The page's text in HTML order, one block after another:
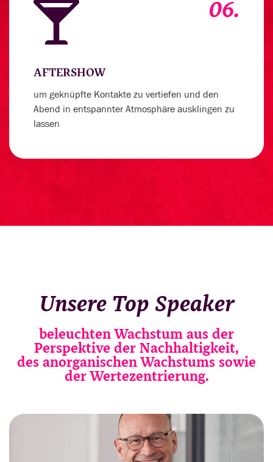
06.
AFTERSHOW
um geknüpfte Kontakte zu vertiefen und den
Abend in entspannter Atmosphäre ausklingen zu
lassen
Unsere Top Speaker
beleuchten Wachstum aus der
Perspektive der Nachhaltigkeit,
des anorganischen Wachstums sowie
der Wertezentrierung.